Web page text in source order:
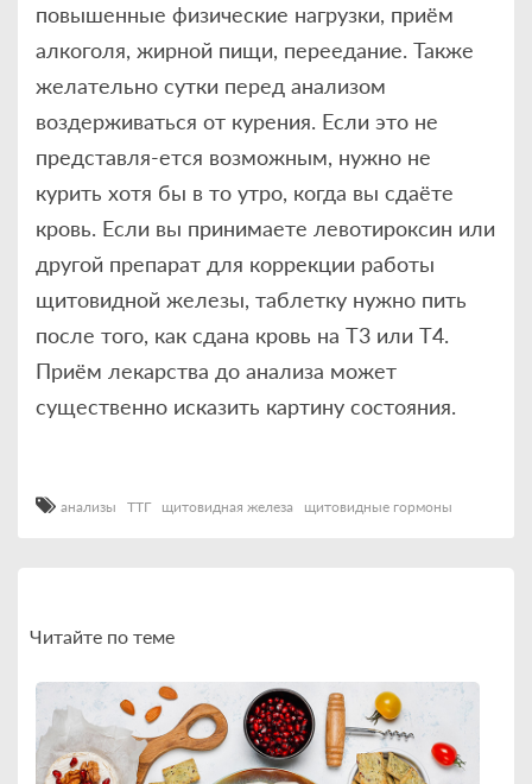
повышенные физические нагрузки, приём
алкоголя, жирной пищи, переедание. Также
желательно сутки перед анализом
воздерживаться от курения. Если это не
представля-ется возможным, нужно не
курить хотя бы в то утро, когда вы сдаёте
кровь. Если вы принимаете левотироксин или
другой препарат для коррекции работы
щитовидной железы, таблетку нужно пить
после того, как сдана кровь на Т3 или Т4.
Приём лекарства до анализа может
существенно исказить картину состояния.
анализы ТТГ щитовидная железа щитовидные гормоны
Читайте по теме